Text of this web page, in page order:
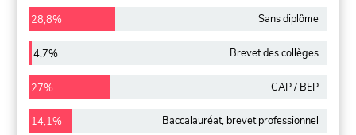
28,8% Sans diplôme
4,7% Brevet des collèges
27% CAP / BEP
14,1% Baccalauréat, brevet professionnel